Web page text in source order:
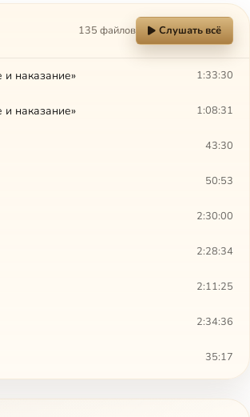
135 файлов Слушать всё
и наказание» 1:33:30
и наказание» 1:08:31
43:30
50:53
2:30:00
2:28:34
2:11:25
2:34:36
35:17